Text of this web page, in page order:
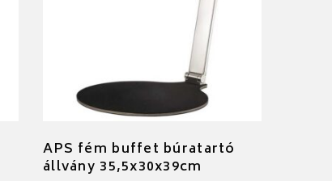
APS fém buffet búratartó
állvány 35,5x30x39cm